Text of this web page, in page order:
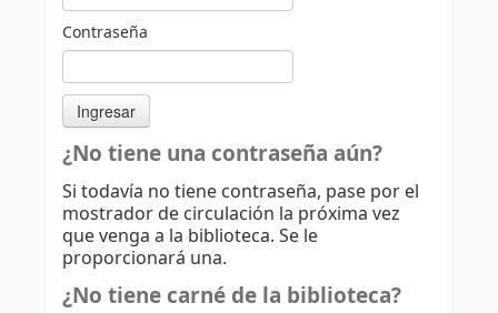
Contraseña
¿No tiene una contraseña aún?
Si todavía no tiene contraseña, pase por el
mostrador de circulación la próxima vez
que venga a la biblioteca. Se le
proporcionará una.
¿No tiene carné de la biblioteca?